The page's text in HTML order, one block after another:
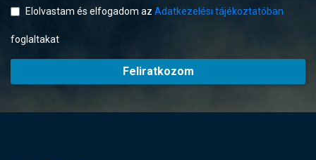
Elolvastam és elfogadom az Adatkezelési tájékoztatóban
foglaltakat
Feliratkozom